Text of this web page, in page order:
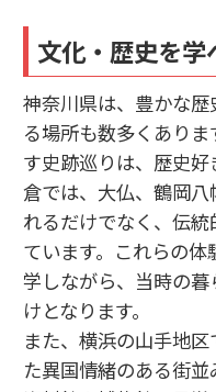
文化・歴史を
神奈川県は、豊かな
る場所も数多くあり
す史跡巡りは、歴史
倉では、大仏、鶴岡
れるだけでなく、伝
ています。これらの
学しながら、当時の
けとなります。
また、横浜の山手地
た異国情緒のある街